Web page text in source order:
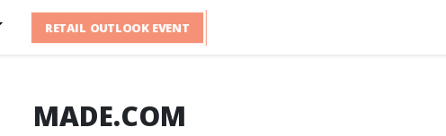
RETAIL OUTLOOK EVENT
MADE.COM